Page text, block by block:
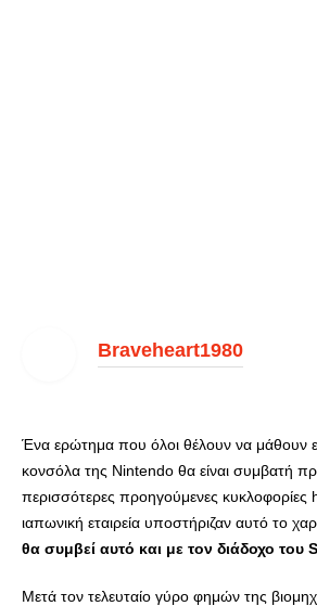
Braveheart1980
Ένα ερώτημα που όλοι θέλουν να μάθουν
κονσόλα της Nintendo θα είναι συμβατή
περισσότερες προηγούμενες
ιαπωνική εταιρεία υποστήριζαν αυτό το
θα συμβεί αυτό και με τον διάδοχο του
Μετά τον τελευταίο γύρο φημών της